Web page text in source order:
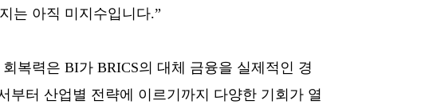
는 아직 미지수입니다.”
복력은 BI가 BRICS의 대체 금융을 실제적인 경
터 산업별 전략에 이르기까지 다양한 기회가 열